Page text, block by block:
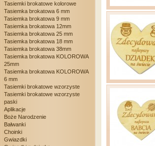
Tasiemki brokatowe kolorowe
Tasiemka brokatowa 6 mm
Tasiemka brokatowa 9 mm
Tasiemka brokatowa 12mm
Tasiemka brokatowa 25 mm
Tasiemka brokatowa 18 mm
Tasiemka brokatowa 38mm
Tasiemka brokatowa KOLOROWA
25mm
Tasiemka brokatowa KOLOROWA
6 mm
Tasiemki brokatowe wzorzyste
Tasiemki brokatowe wzorzyste
paski
Aplikacje
Boże Narodzenie
Bałwanki
Choinki
Gwiazdki